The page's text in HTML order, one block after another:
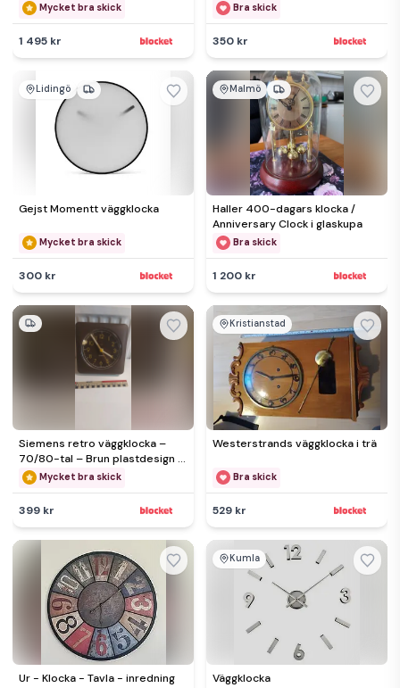
Mycket bra skick
1 495 kr
Bra skick
350 kr
Lidingö
Gejst Momentt väggklocka
Mycket bra skick
300 kr
Malmö
Haller 400-dagars klocka /
Anniversary Clock i glaskupa
Bra skick
1 200 kr
Siemens retro väggklocka –
70/80-tal – Brun plastdesign –
QuartzMycket bra skick
399 kr
Kristianstad
Westerstrands väggklocka i trä
Bra skick
529 kr
Ur - Klocka - Tavla - inredning
Kumla
Väggklocka